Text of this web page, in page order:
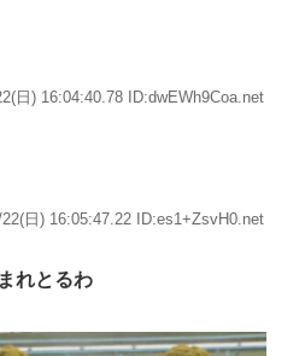
日) 16:04:40.78 ID:dwEWh9Coa.net
22(日) 16:05:47.22 ID:es1+ZsvH0.net
れとるわ